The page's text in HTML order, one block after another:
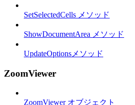
SetSelectedCells メソッド
ShowDocumentArea メソッド
UpdateOptionsメソッド
ZoomViewer
ZoomViewer オブジェクト